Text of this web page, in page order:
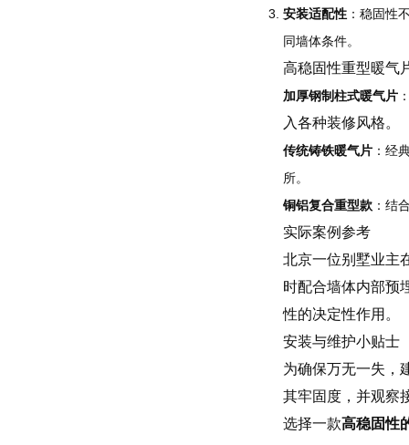
安装适配性 ：稳固性
同墙体条件。
高稳固性重型暖气
加厚钢制柱式暖气片
入各种装修风格。
传统铸铁暖气片 ：经
所。
铜铝复合重型款 ：结
实际案例参考
北京一位别墅业主
时配合墙体内部预
性的决定性作用。
安装与维护小贴士
为确保万无一失，
其牢固度，并观察
选择一款高稳固性